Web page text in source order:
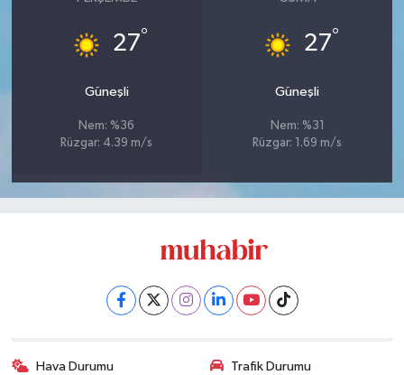
27°
Güneşli
Nem: %36
Rüzgar: 4.39 m/s
27°
Güneşli
Nem: %31
Rüzgar: 1.69 m/s
Hava Durumu Trafik Durumu